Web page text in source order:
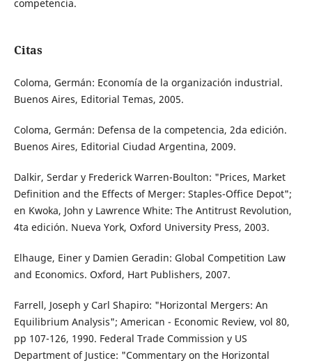
competencia.
Citas
Coloma, Germán: Economía de la organización industrial.
Buenos Aires, Editorial Temas, 2005.
Coloma, Germán: Defensa de la competencia, 2da edición.
Buenos Aires, Editorial Ciudad Argentina, 2009.
Dalkir, Serdar y Frederick Warren-Boulton: "Prices, Market
Definition and the Effects of Merger: Staples-Office Depot";
en Kwoka, John y Lawrence White: The Antitrust Revolution,
4ta edición. Nueva York, Oxford University Press, 2003.
Elhauge, Einer y Damien Geradin: Global Competition Law
and Economics. Oxford, Hart Publishers, 2007.
Farrell, Joseph y Carl Shapiro: "Horizontal Mergers: An
Equilibrium Analysis"; American - Economic Review, vol 80,
pp 107-126, 1990. Federal Trade Commission y US
Department of Justice: "Commentary on the Horizontal